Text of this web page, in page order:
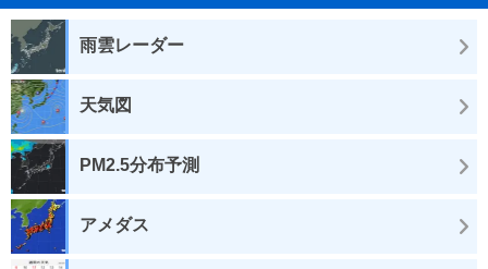
雨雲レーダー
天気図
PM2.5分布予測
アメダス